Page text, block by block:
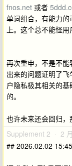
fnos.net 或者
单词组合，有能力
上。这个总不能怪
再次重申，不是不
出来的问题证明了
户隐私极其相关的
的。
也许未来还会回归，
Supplement 2 · 2
## 2026.02.02